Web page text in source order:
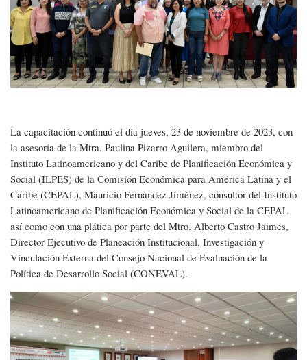
La capacitación continuó el día jueves, 23 de noviembre de 2023, con
la asesoría de la Mtra. Paulina Pizarro Aguilera, miembro del
Instituto Latinoamericano y del Caribe de Planificación Económica y
Social (ILPES) de la Comisión Económica para América Latina y el
Caribe (CEPAL), Mauricio Fernández Jiménez, consultor del Instituto
Latinoamericano de Planificación Económica y Social de la CEPAL
así como con una plática por parte del Mtro. Alberto Castro Jaimes,
Director Ejecutivo de Planeación Institucional, Investigación y
Vinculación Externa del Consejo Nacional de Evaluación de la
Política de Desarrollo Social (CONEVAL).